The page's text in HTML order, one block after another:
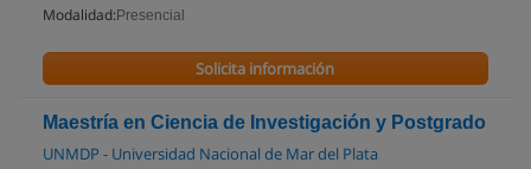
Modalidad: Presencial
Solicita información
Maestría en Ciencia de Investigación y Postgrado
UNMDP - Universidad Nacional de Mar del Plata